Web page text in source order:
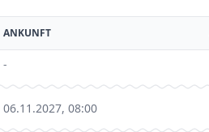
ANKUNFT
-
06.11.2027, 08:00